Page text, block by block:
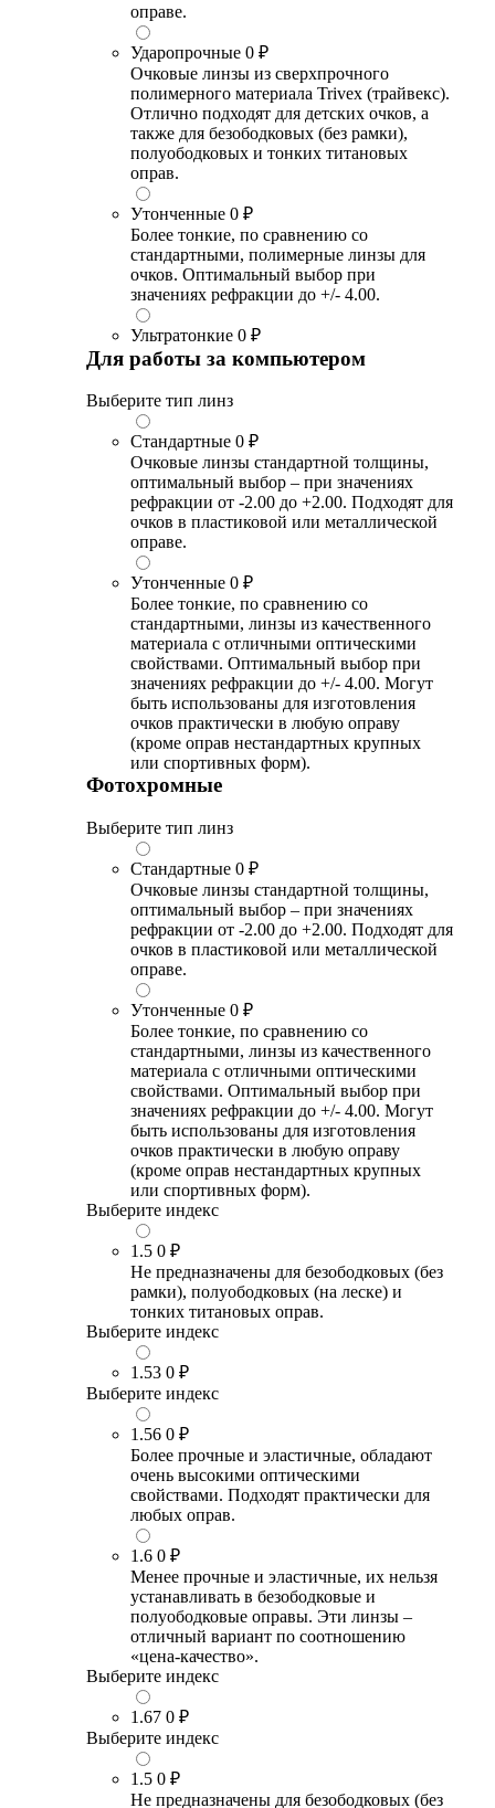
оправе.
Ударопрочные 0 ₽
Очковые линзы из сверхпрочного
полимерного материала Trivex (трайвекс).
Отлично подходят для детских очков, а
также для безободковых (без рамки),
полуободковых и тонких титановых
оправ.
Утонченные 0 ₽
Более тонкие, по сравнению со
стандартными, полимерные линзы для
очков. Оптимальный выбор при
значениях рефракции до +/- 4.00.
Ультратонкие 0 ₽
Для работы за компьютером
Выберите тип линз
Стандартные 0 ₽
Очковые линзы стандартной толщины,
оптимальный выбор – при значениях
рефракции от -2.00 до +2.00. Подходят для
очков в пластиковой или металлической
оправе.
Утонченные 0 ₽
Более тонкие, по сравнению со
стандартными, линзы из качественного
материала с отличными оптическими
свойствами. Оптимальный выбор при
значениях рефракции до +/- 4.00. Могут
быть использованы для изготовления
очков практически в любую оправу
(кроме оправ нестандартных крупных
или спортивных форм).
Фотохромные
Выберите тип линз
Стандартные 0 ₽
Очковые линзы стандартной толщины,
оптимальный выбор – при значениях
рефракции от -2.00 до +2.00. Подходят для
очков в пластиковой или металлической
оправе.
Утонченные 0 ₽
Более тонкие, по сравнению со
стандартными, линзы из качественного
материала с отличными оптическими
свойствами. Оптимальный выбор при
значениях рефракции до +/- 4.00. Могут
быть использованы для изготовления
очков практически в любую оправу
(кроме оправ нестандартных крупных
или спортивных форм).
Выберите индекс
1.5 0 ₽
Не предназначены для безободковых (без
рамки), полуободковых (на леске) и
тонких титановых оправ.
Выберите индекс
1.53 0 ₽
Выберите индекс
1.56 0 ₽
Более прочные и эластичные, обладают
очень высокими оптическими
свойствами. Подходят практически для
любых оправ.
1.6 0 ₽
Менее прочные и эластичные, их нельзя
устанавливать в безободковые и
полуободковые оправы. Эти линзы –
отличный вариант по соотношению
«цена-качество».
Выберите индекс
1.67 0 ₽
Выберите индекс
1.5 0 ₽
Не предназначены для безободковых (без